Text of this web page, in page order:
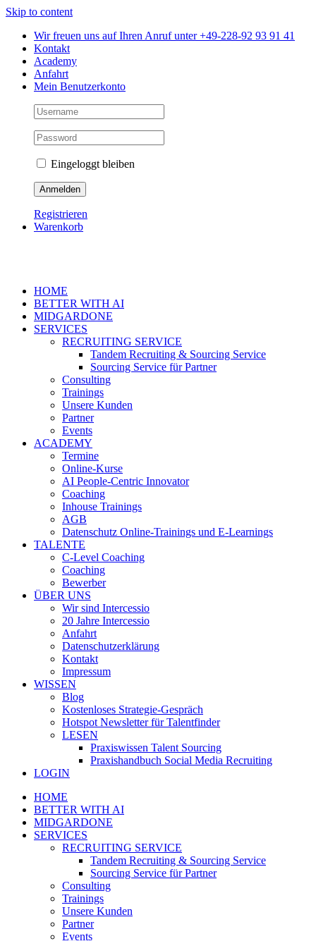
Skip to content
Wir freuen uns auf Ihren Anruf unter +49-228-92 93 91 41
Kontakt
Academy
Anfahrt
Mein Benutzerkonto
Eingeloggt bleiben
Registrieren
Warenkorb
HOME
BETTER WITH AI
MIDGARDONE
SERVICES
RECRUITING SERVICE
Tandem Recruiting & Sourcing Service
Sourcing Service für Partner
Consulting
Trainings
Unsere Kunden
Partner
Events
ACADEMY
Termine
Online-Kurse
AI People-Centric Innovator
Coaching
Inhouse Trainings
AGB
Datenschutz Online-Trainings und E-Learnings
TALENTE
C-Level Coaching
Coaching
Bewerber
ÜBER UNS
Wir sind Intercessio
20 Jahre Intercessio
Anfahrt
Datenschutzerklärung
Kontakt
Impressum
WISSEN
Blog
Kostenloses Strategie-Gespräch
Hotspot Newsletter für Talentfinder
LESEN
Praxiswissen Talent Sourcing
Praxishandbuch Social Media Recruiting
LOGIN
HOME
BETTER WITH AI
MIDGARDONE
SERVICES
RECRUITING SERVICE
Tandem Recruiting & Sourcing Service
Sourcing Service für Partner
Consulting
Trainings
Unsere Kunden
Partner
Events